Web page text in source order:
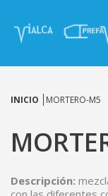
INICIO MORTERO-M5
Descripción: